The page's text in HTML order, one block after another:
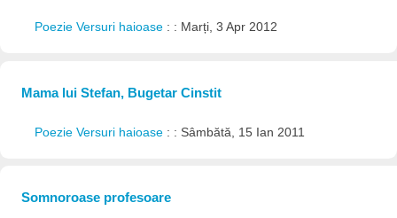
Poezie Versuri haioase : : Marți, 3 Apr 2012
Mama lui Stefan, Bugetar Cinstit
Poezie Versuri haioase : : Sâmbătă, 15 Ian 2011
Somnoroase profesoare